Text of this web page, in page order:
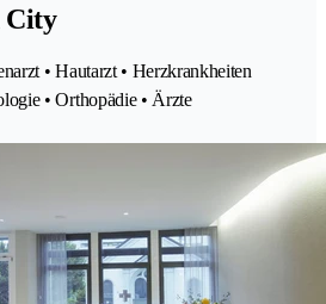
City
• Hautarzt • Herzkrankheiten
• Orthopädie • Ärzte